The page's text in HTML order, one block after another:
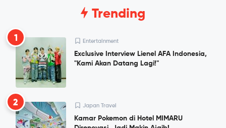
Trending
1 Entertainment
Exclusive Interview Lienel AFA Indonesia,
"Kami Akan Datang Lagi!"
2 Japan Travel
Kamar Pokemon di Hotel MIMARU